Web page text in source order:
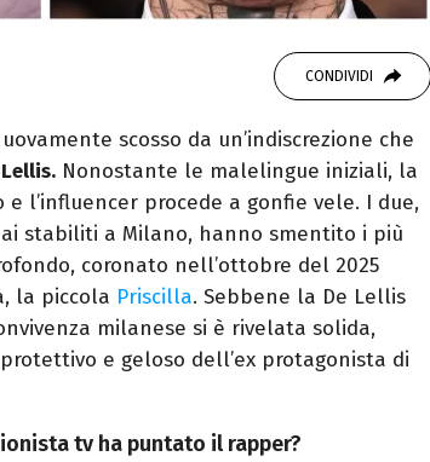
CONDIVIDI
scosso da un’indiscrezione che
. Nonostante le malelingue iniziali, la
l’influencer procede a gonfie vele. I due,
stabiliti a Milano, hanno smentito i più
coronato nell’ottobre del 2025
la piccola Priscilla. Sebbene la De Lellis
milanese si è rivelata solida,
e geloso dell’ex protagonista di
tv ha puntato il rapper?